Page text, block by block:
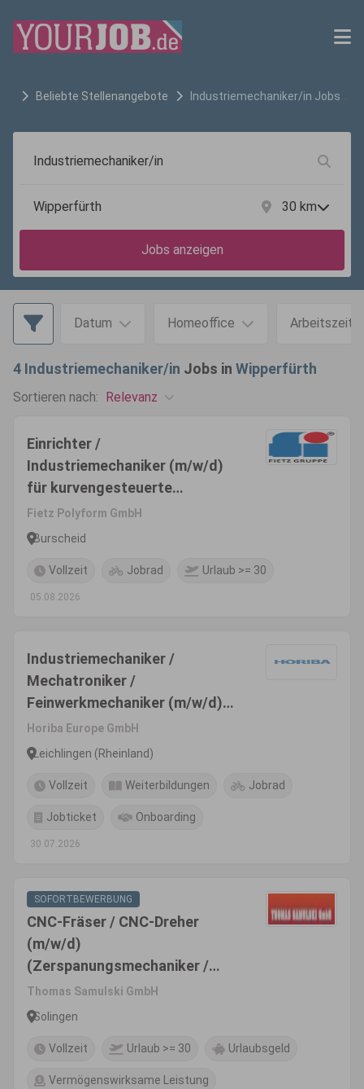
Beliebte Stellenangebote Industriemechaniker/in Jobs
30 km
Jobs anzeigen
Datum Homeoffice Arbeitszeit
4 Industriemechaniker/in Jobs in Wipperfürth
Sortieren nach: Relevanz
Einrichter /
Industriemechaniker (m/w/d)
für kurvengesteuerte
Drehautomaten
Fietz Polyform GmbH
Burscheid
Vollzeit Jobrad Urlaub >= 30
05.08.2026
Industriemechaniker /
Mechatroniker /
Feinwerkmechaniker (m/w/d)
für die Gerätemontage
Horiba Europe GmbH
Leichlingen (Rheinland)
Vollzeit Weiterbildungen Jobrad
Jobticket Onboarding
30.07.2026
SOFORTBEWERBUNG
CNC-Fräser / CNC-Dreher
(m/w/d)
(Zerspanungsmechaniker /
Industriemechaniker (m/w/d) o.
ä.)
Thomas Samulski GmbH
Solingen
Vollzeit Urlaub >= 30 Urlaubsgeld
Vermögenswirksame Leistung